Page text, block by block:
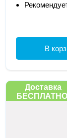
В
Доставка